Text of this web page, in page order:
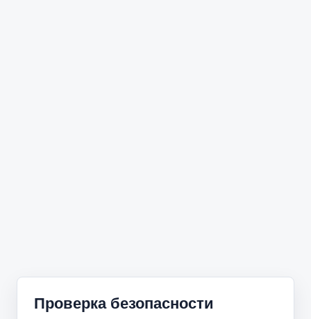
Проверка безопасности